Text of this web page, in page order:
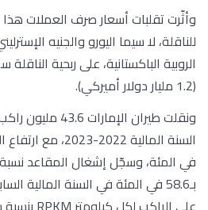
وأثّرت تقلبات أسعار صرف العملات
للناقلة، لا سيما اليورو والجنيه
(1.2 مليار دولار أميركي).
بـ58.6 في المئة في السنة المالية